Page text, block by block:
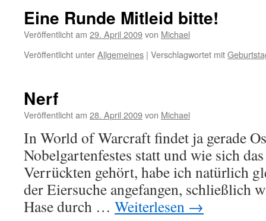
Eine Runde Mitleid bitte!
Veröffentlicht am 29. April 2009von Michael
Veröffentlicht unterAllgemeines | Verschlagwortet mit
Nerf
Veröffentlicht am 28. April 2009von Michael
In World of Warcraft findet ja gerade
Nobelgartenfestes statt und wie sich
Verrückten gehört, habe ich natürlich
der Eiersuche angefangen, schließlich
Hase durch … Weiterlesen →